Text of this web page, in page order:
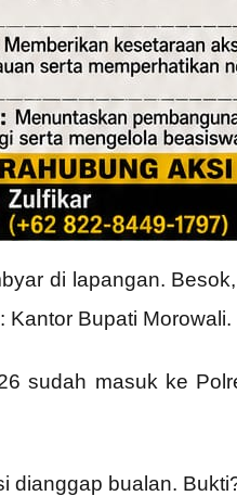
di lapangan.
Bupati Morowali.
sudah masuk ke
dianggap bualan.